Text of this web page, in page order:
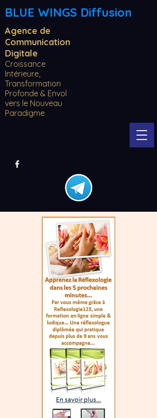
BLUE WINGS Diffusion
Agence de
Communication
Digitale
Croissance
Intérieure,
Transformation
Profonde & Envol
vers le Nouveau
Paradigme